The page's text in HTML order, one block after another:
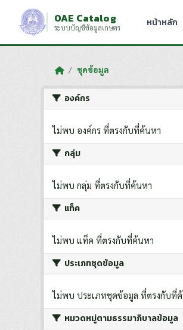
Skip to main content
OAE Catalog
ระบบบัญชีข้อมูลเกษตร หน้าหลัก
ชุดข้อมูล
องค์กร
ไม่พบ องค์กร ที่ตรงกับที่ค้นหา
กลุ่ม
ไม่พบ กลุ่ม ที่ตรงกับที่ค้นหา
แท็ค
ไม่พบ แท็ค ที่ตรงกับที่ค้นหา
ประเภทชุดข้อมูล
ไม่พบ ประเภทชุดข้อมูล ที่ตรงกับที่
หมวดหมู่ตามธรรมาภิบาลข้อมูล